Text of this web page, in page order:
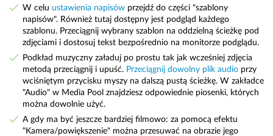
W celu ustawienia napisówprzejdź do części "szablony
napisów". Również tutaj dostępny jest podgląd każdego
szablonu. Przeciągnij wybrany szablon na oddzielną ścieżkę pod
zdjęciami i dostosuj tekst bezpośrednio na monitorze podglądu.
Podkład muzyczny załaduj po prostu tak jak wcześniej zdjęcia
metodą przeciągnij i upuść. Przeciągnij dowolny plik audioprzy
wciśniętym przycisku myszy na dalszą pustą ścieżkę. W zakładce
"Audio" w Media Pool znajdziesz odpowiednie piosenki, których
można dowolnie użyć.
A gdy ma być jeszcze bardziej filmowo: za pomocą efektu
"Kamera/powiększenie" można przesuwać na obrazie jego